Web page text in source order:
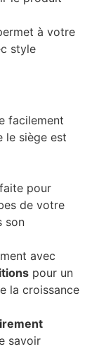
à votre
style
facilement
le siège est
pour
de votre
son
avec
pour un
la croissance
savoir